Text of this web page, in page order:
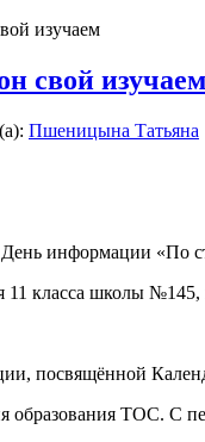
изучаем
свой изучаем
Пшеницына Татьяна
информации «По
11 класса школы
посвящённой
образования ТОС. С